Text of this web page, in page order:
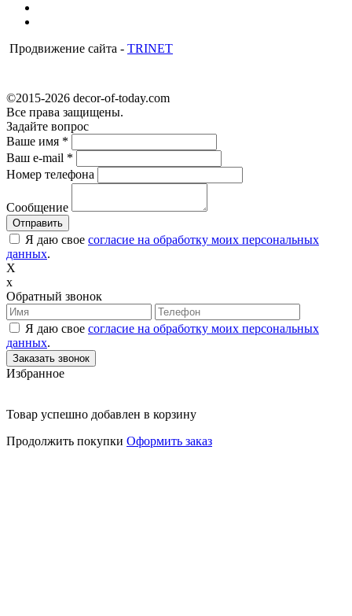
Продвижение сайта - TRINET
©2015-2026 decor-of-today.com
Все права защищены.
Задайте вопрос
Ваше имя *
Ваш e-mail *
Номер телефона
Сообщение
Я даю свое согласие на обработку моих персональных
данных.
X
x
Обратный звонок
Я даю свое согласие на обработку моих персональных
данных.
Избранное
Товар успешно добавлен в корзину
Продолжить покупки Оформить заказ